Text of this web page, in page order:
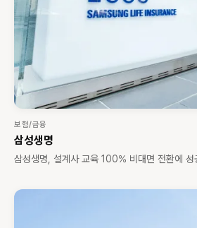
보험/금융
삼성생명
삼성생명, 설계사 교육 100% 비대면 전환에 성